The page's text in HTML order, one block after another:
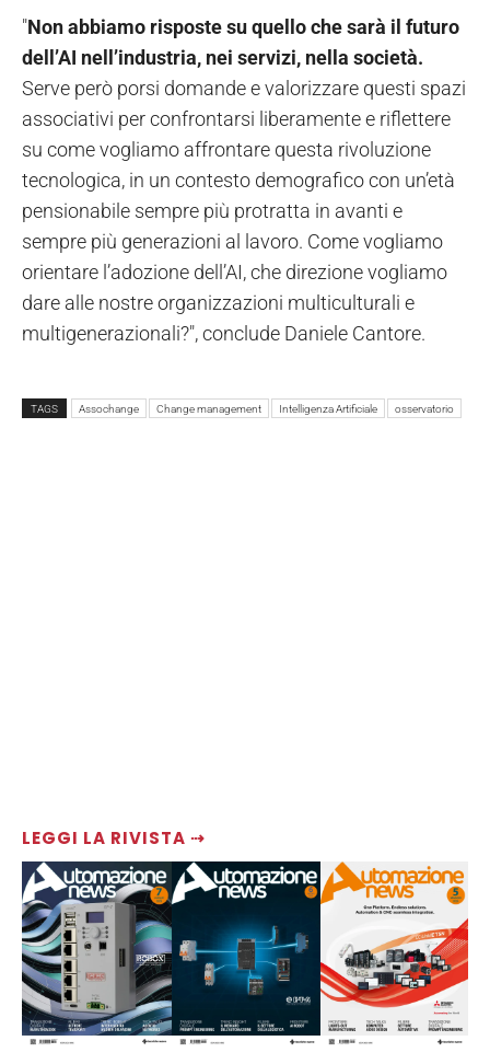
LEGGI LA RIVISTA ⇢
"Non abbiamo risposte su quello che sarà il futuro
dell’AI nell’industria, nei servizi, nella società.
Serve però porsi domande e valorizzare questi spazi
associativi per confrontarsi liberamente e riflettere
su come vogliamo affrontare questa rivoluzione
tecnologica, in un contesto demografico con un’età
pensionabile sempre più protratta in avanti e
sempre più generazioni al lavoro. Come vogliamo
orientare l’adozione dell’AI, che direzione vogliamo
dare alle nostre organizzazioni multiculturali e
multigenerazionali?", conclude Daniele Cantore.
TAGS Assochange Change management Intelligenza Artificiale osservatorio